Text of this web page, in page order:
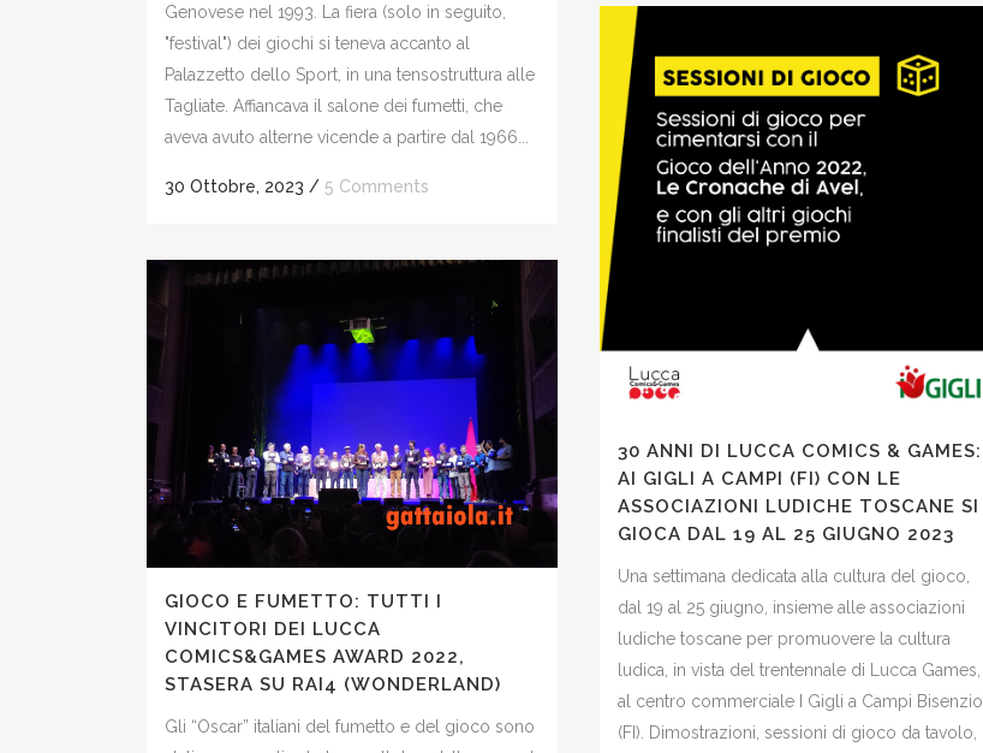
Genovese nel 1993. La fiera (solo in seguito,
"festival") dei giochi si teneva accanto al
Palazzetto dello Sport, in una tensostruttura alle
Tagliate. Affiancava il salone dei fumetti, che
aveva avuto alterne vicende a partire dal 1966...
30 Ottobre, 2023 / 5 Comments
30 ANNI DI LUCCA COMICS & GAMES:
AI GIGLI A CAMPI (FI) CON LE
ASSOCIAZIONI LUDICHE TOSCANE SI
GIOCA DAL 19 AL 25 GIUGNO 2023
Una settimana dedicata alla cultura del gioco,
dal 19 al 25 giugno, insieme alle associazioni
ludiche toscane per promuovere la cultura
ludica, in vista del trentennale di Lucca Games,
al centro commerciale I Gigli a Campi Bisenzio
(FI). Dimostrazioni, sessioni di gioco da tavolo,
GIOCO E FUMETTO: TUTTI I
VINCITORI DEI LUCCA
COMICS&GAMES AWARD 2022,
STASERA SU RAI4 (WONDERLAND)
Gli “Oscar” italiani del fumetto e del gioco sono